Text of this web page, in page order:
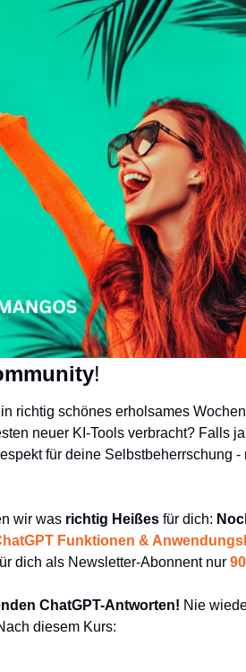
!
richtig schönes erholsames
neuer KI-Tools verbracht? Falls
für deine Selbstbeherrschung
wir was richtig Heißes für dich:
Funktionen &
dich als Newsletter-Abonnent nur
ChatGPT-Antworten! Nie
diesem Kurs: